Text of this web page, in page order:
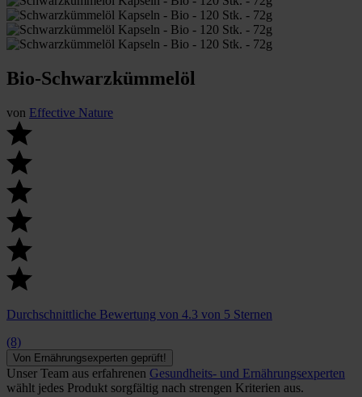
Bio-Schwarzkümmelöl
von Effective Nature
Durchschnittliche Bewertung von 4.3 von 5 Sternen
(8)
Von Ernährungsexperten geprüft!
Unser Team aus erfahrenen Gesundheits- und Ernährungsexperten
wählt jedes Produkt sorgfältig nach strengen Kriterien aus.